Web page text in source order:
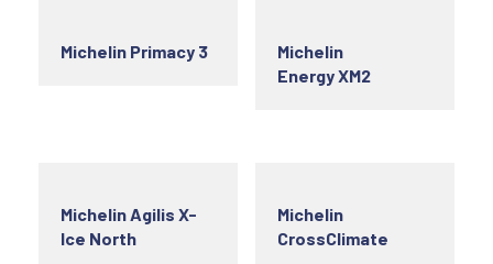
Michelin Primacy 3
Michelin
Energy XM2
Michelin Agilis X-
Ice North
Michelin
CrossClimate